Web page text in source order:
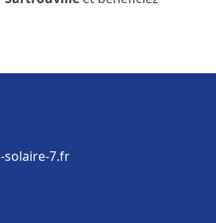
solaire-7.fr